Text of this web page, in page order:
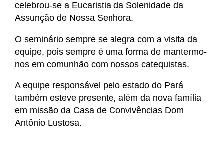
celebrou-se a Eucaristia da Solenidade da
Assunção de Nossa Senhora.
O seminário sempre se alegra com a visita da
equipe, pois sempre é uma forma de mantermo-
nos em comunhão com nossos catequistas.
A equipe responsável pelo estado do Pará
também esteve presente, além da nova família
em missão da Casa de Convivências Dom
Antônio Lustosa.